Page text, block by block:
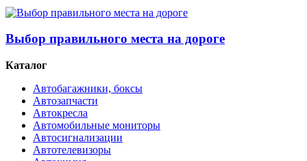
Выбор правильного места на дороге
Каталог
Автобагажники, боксы
Автозапчасти
Автокресла
Автомобильные мониторы
Автосигнализации
Автотелевизоры